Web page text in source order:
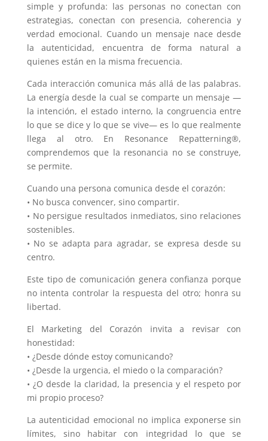
simple y profunda: las personas no conectan con
estrategias, conectan con presencia, coherencia y
verdad emocional. Cuando un mensaje nace desde
la autenticidad, encuentra de forma natural a
quienes están en la misma frecuencia.
Cada interacción comunica más allá de las palabras.
La energía desde la cual se comparte un mensaje —
la intención, el estado interno, la congruencia entre
lo que se dice y lo que se vive— es lo que realmente
llega al otro. En Resonance Repatterning®,
comprendemos que la resonancia no se construye,
se permite.
Cuando una persona comunica desde el corazón:
• No busca convencer, sino compartir.
• No persigue resultados inmediatos, sino relaciones
sostenibles.
• No se adapta para agradar, se expresa desde su
centro.
Este tipo de comunicación genera confianza porque
no intenta controlar la respuesta del otro; honra su
libertad.
El Marketing del Corazón invita a revisar con
honestidad:
• ¿Desde dónde estoy comunicando?
• ¿Desde la urgencia, el miedo o la comparación?
• ¿O desde la claridad, la presencia y el respeto por
mi propio proceso?
La autenticidad emocional no implica exponerse sin
límites, sino habitar con integridad lo que se